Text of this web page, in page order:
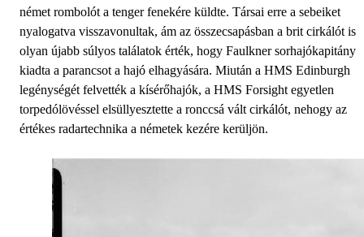
német rombolót a tenger fenekére küldte. Társai erre a sebeiket
nyalogatva visszavonultak, ám az összecsapásban a brit cirkálót is
olyan újabb súlyos találatok érték, hogy Faulkner sorhajókapitány
kiadta a parancsot a hajó elhagyására. Miután a HMS Edinburgh
legénységét felvették a kísérőhajók, a HMS Forsight egyetlen
torpedólövéssel elsüllyesztette a ronccsá vált cirkálót, nehogy az
értékes radartechnika a németek kezére kerüljön.